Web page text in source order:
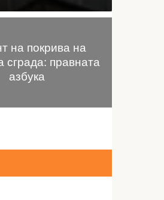
на покрива на
правната
азбука